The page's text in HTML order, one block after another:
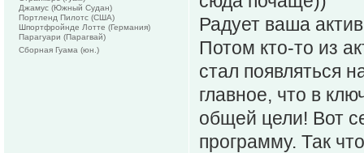
Радует ваша
Потом кто-то из
стал появляться
главное, что в
общей цели! Вот
программу. Так
Джамус (Южный Судан)
Портленд Пилотс (США)
Шпортфройнде Лотте (Германия)
Парагуари (Парагвай)
Сборная Гуама (юн.)